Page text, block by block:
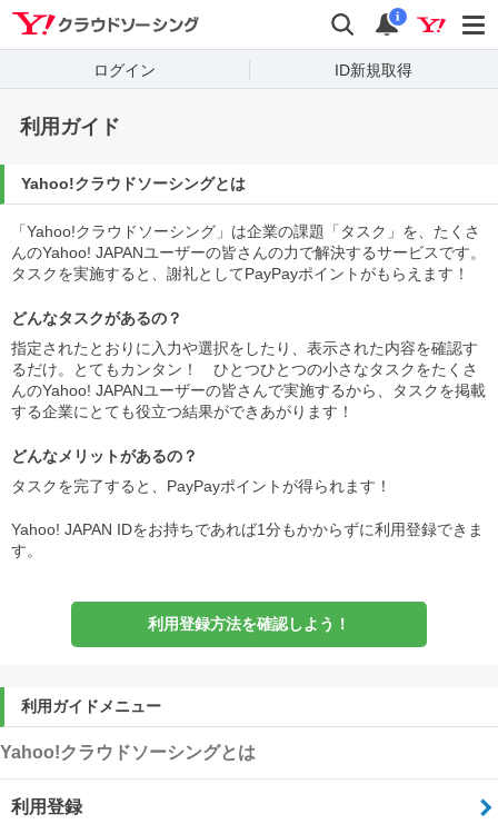
Yahoo!クラウドソーシング
検索 通知
i
ログイン ID新規取得
利用ガイド
Yahoo!クラウドソーシングとは
「Yahoo!クラウドソーシング」は企業の課題「タスク」を、たくさ
んのYahoo! JAPANユーザーの皆さんの力で解決するサービスです。
タスクを実施すると、謝礼としてPayPayポイントがもらえます！
どんなタスクがあるの？
指定されたとおりに入力や選択をしたり、表示された内容を確認す
るだけ。とてもカンタン！ ひとつひとつの小さなタスクをたくさ
んのYahoo! JAPANユーザーの皆さんで実施するから、タスクを掲載
する企業にとても役立つ結果ができあがります！
どんなメリットがあるの？
タスクを完了すると、PayPayポイントが得られます！
Yahoo! JAPAN IDをお持ちであれば1分もかからずに利用登録できま
す。
利用登録方法を確認しよう！
利用ガイドメニュー
Yahoo!クラウドソーシングとは
利用登録